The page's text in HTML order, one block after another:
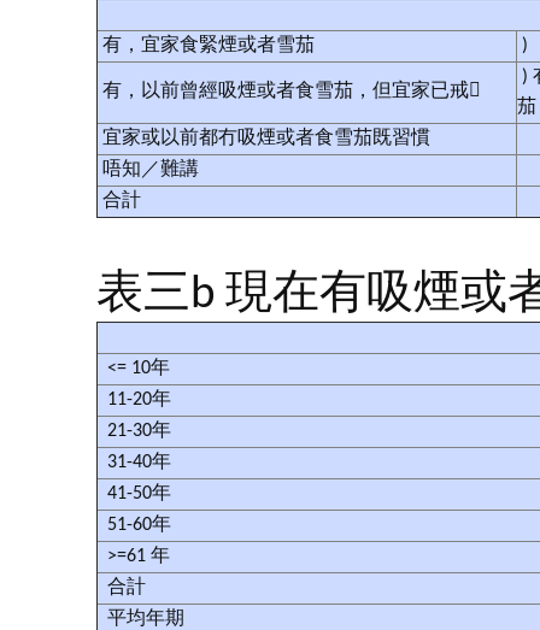
有，宜家食緊煙或者雪茄 )
有，以前曾經吸煙或者食雪茄，但宜家已戒
)
茄
宜家或以前都冇吸煙或者食雪茄既習慣
唔知／難講
合計
表三b 現在有吸煙或
<= 10年
11-20年
21-30年
31-40年
41-50年
51-60年
>=61 年
合計
平均年期